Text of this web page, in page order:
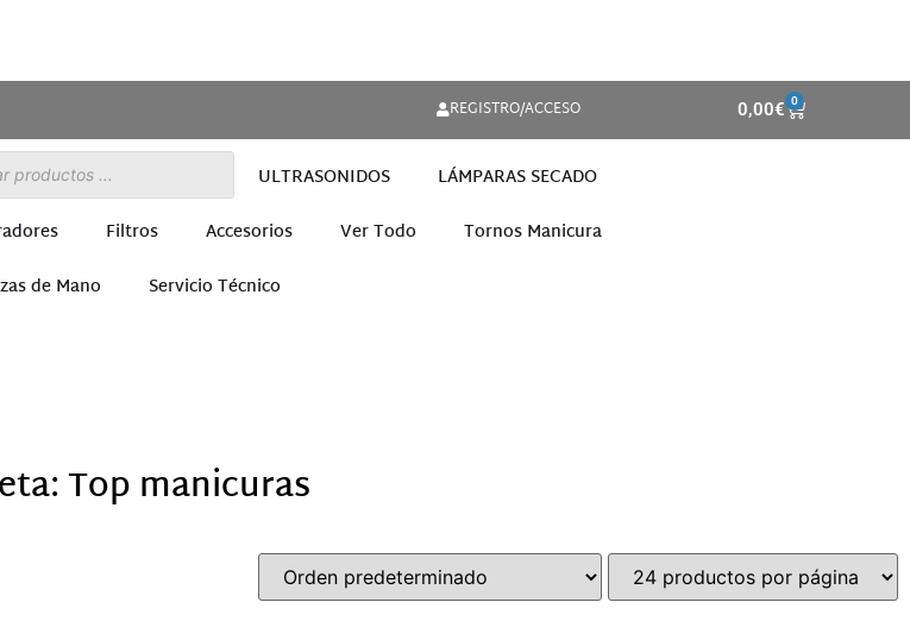
REGISTRO/ACCESO 0,00€ 0
ULTRASONIDOS
LÁMPARAS SECADO
Filtros Accesorios Ver Todo
Tornos Manicura
de Mano Servicio Técnico
Top manicuras